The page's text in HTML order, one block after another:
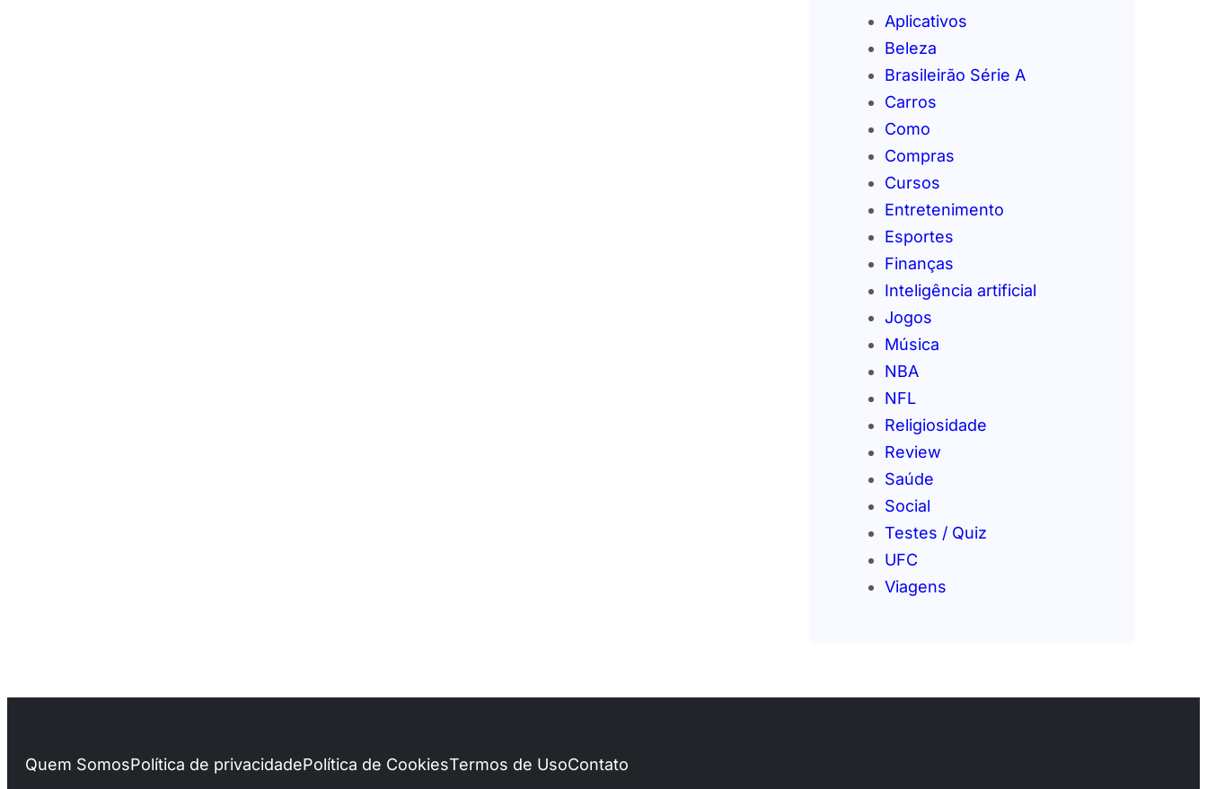
Aplicativos
Beleza
Brasileirão Série A
Carros
Como
Compras
Cursos
Entretenimento
Esportes
Finanças
Inteligência artificial
Jogos
Música
NBA
NFL
Religiosidade
Review
Saúde
Social
Testes / Quiz
UFC
Viagens
Quem SomosPolítica de privacidadePolítica de CookiesTermos de UsoContato